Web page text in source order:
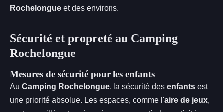
Rochelongue et des environs.
Sécurité et propreté au Camping
Rochelongue
Mesures de sécurité pour les enfants
Au Camping Rochelongue, la sécurité des enfants est
une priorité absolue. Les espaces, comme l'aire de jeux,